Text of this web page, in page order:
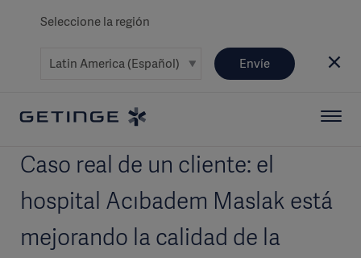
Seleccione la región
Envíe
Caso real de un cliente: el
hospital Acıbadem Maslak está
mejorando la calidad de la